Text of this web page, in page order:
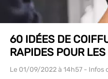
60 IDÉES DE
RAPIDES POUR
Le 01/09/2022à 14h57 - Infos